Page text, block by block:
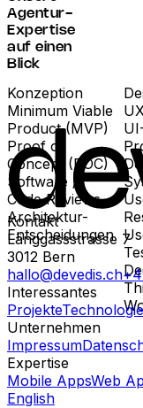
Agentur-
Expertise
auf einen
Blick
Konzeption
Minimum Viable
Product (MVP)
Proof of
Concept (POC)
Software /
Code Reviews
Architektur-
Entscheidungen
Kontakt
Länggassstrasse 7
3012 Bern
hallo@devedis.ch
Interessantes
Projekte
Unternehmen
Impressum
Expertise
Mobile AppsWeb
English